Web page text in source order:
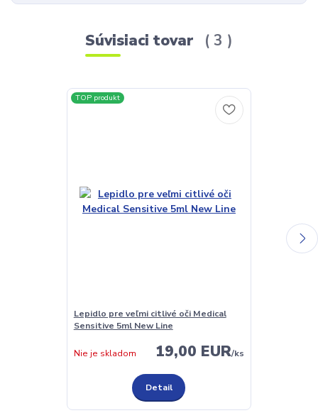
Súvisiaci tovar 3
TOP produkt
Lepidlo pre veľmi citlivé oči Medical
Sensitive 5ml New Line
19,00 EUR/ks
Nie je skladom
Detail